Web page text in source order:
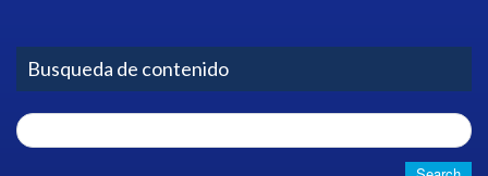
Busqueda de contenido
Search
for: